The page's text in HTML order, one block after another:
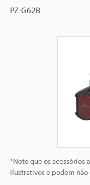
PZ-G62B
*Note que os acessórios
ilustrativos e podem